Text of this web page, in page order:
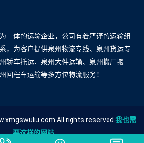
一体的运输企业，公司有着严谨的运输组
，为客户提供泉州物流专线、泉州货运专
轿车托运、泉州大件运输、泉州搬厂搬
回程车运输等多方位物流服务！
All rights reserved. 我也需
要这样的网站